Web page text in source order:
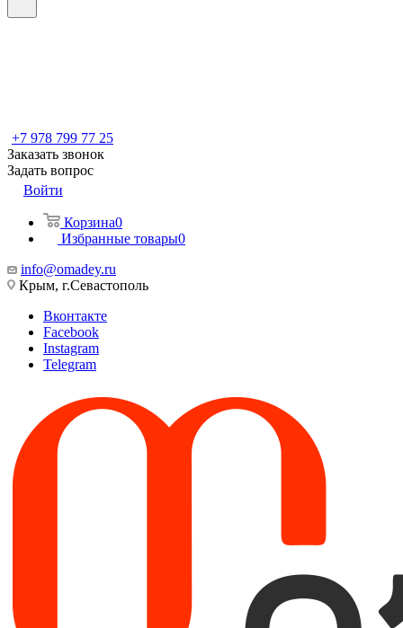
+7 978 799 77 25
Заказать звонок
Задать вопрос
Войти
Корзина0
Избранные товары0
info@omadey.ru
Крым, г.Севастополь
Вконтакте
Facebook
Instagram
Telegram